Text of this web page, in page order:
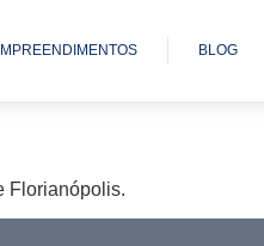
BLOG
Florianópolis.